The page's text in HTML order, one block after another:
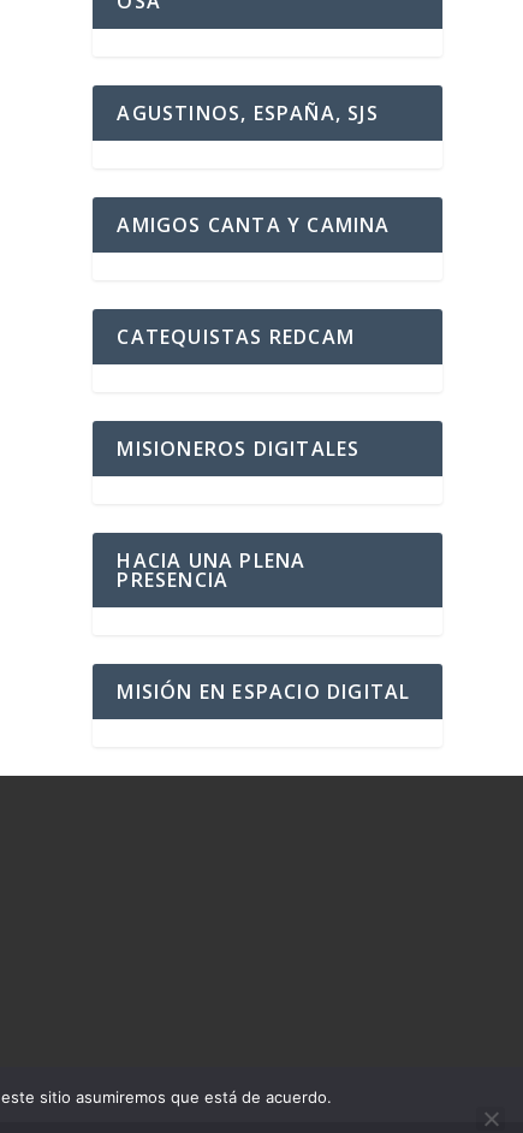
AGUSTINOS, ESPAÑA, SJS
AMIGOS CANTA Y CAMINA
CATEQUISTAS REDCAM
MISIONEROS DIGITALES
HACIA UNA PLENA
PRESENCIA
MISIÓN EN ESPACIO DIGITAL
sitio asumiremos que está de acuerdo.